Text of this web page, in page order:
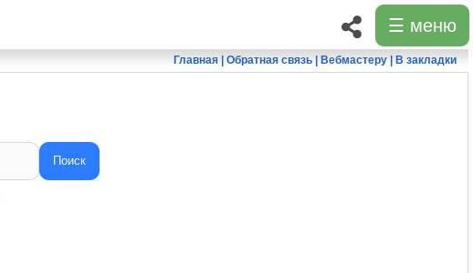
☰ меню
Главная| Обратная связь| Вебмастеру| В закладки
Поиск